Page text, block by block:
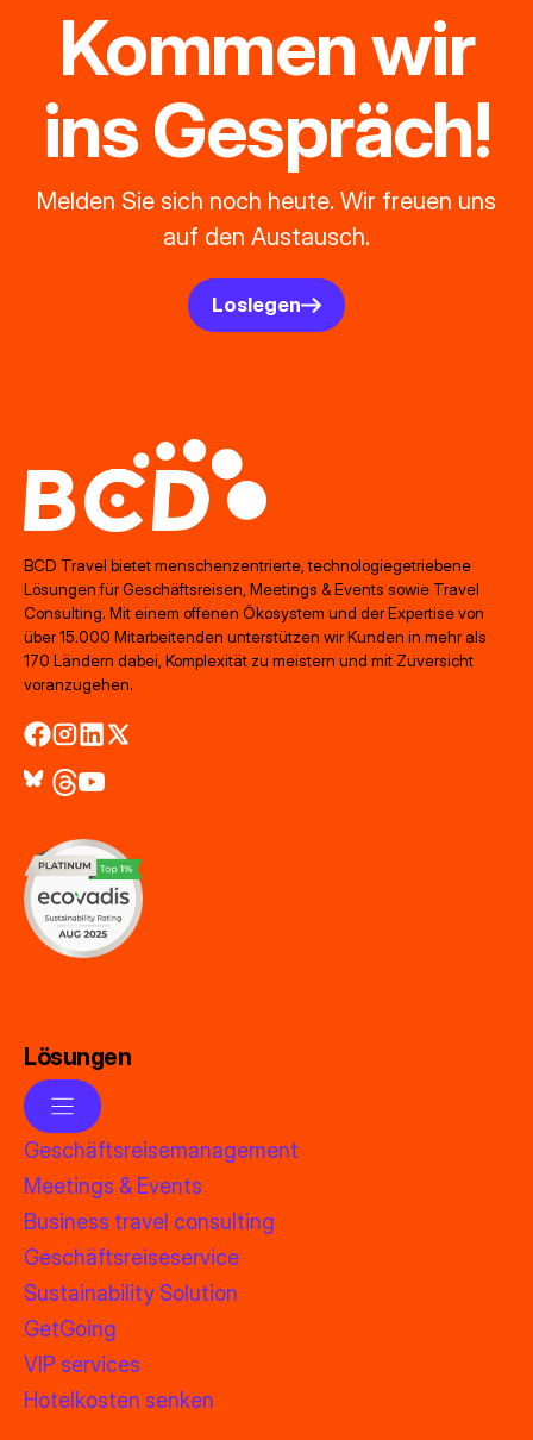
Kommen wir
ins Gespräch!
Melden Sie sich noch heute. Wir freuen uns
auf den Austausch.
Loslegen
BCD Travel bietet menschenzentrierte, technologiegetriebene
Lösungen für Geschäftsreisen, Meetings & Events sowie Travel
Consulting. Mit einem offenen Ökosystem und der Expertise von
über 15.000 Mitarbeitenden unterstützen wir Kunden in mehr als
170 Ländern dabei, Komplexität zu meistern und mit Zuversicht
voranzugehen.
Lösungen
Geschäftsreisemanagement
Meetings & Events
Business travel consulting
Geschäftsreiseservice
Sustainability Solution
GetGoing
VIP services
Hotelkosten senken